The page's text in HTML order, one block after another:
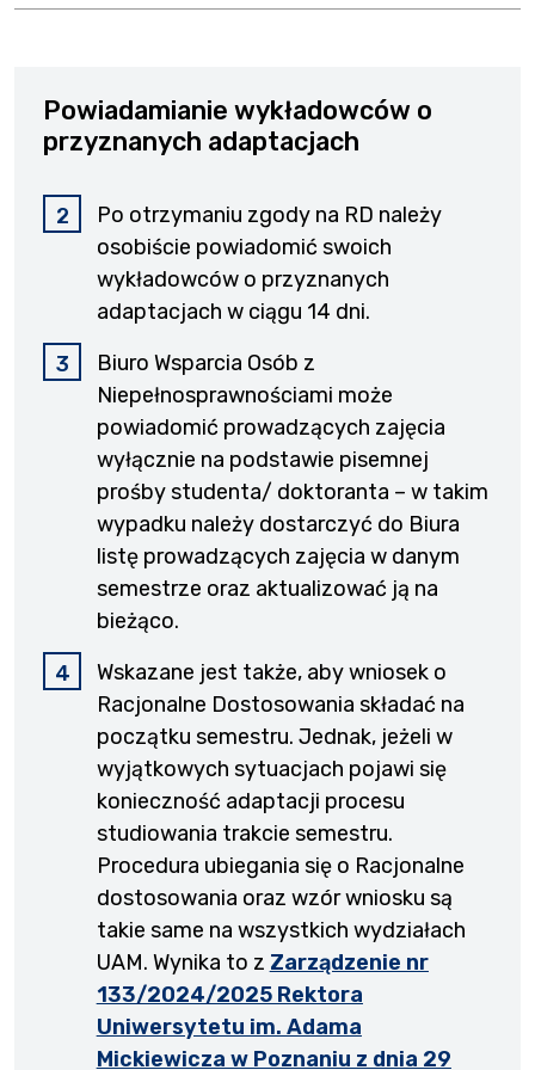
Powiadamianie wykładowców o
przyznanych adaptacjach
Po otrzymaniu zgody na RD należy
osobiście powiadomić swoich
wykładowców o przyznanych
adaptacjach w ciągu 14 dni.
Biuro Wsparcia Osób z
Niepełnosprawnościami może
powiadomić prowadzących zajęcia
wyłącznie na podstawie pisemnej
prośby studenta/ doktoranta – w takim
wypadku należy dostarczyć do Biura
listę prowadzących zajęcia w danym
semestrze oraz aktualizować ją na
bieżąco.
Wskazane jest także, aby wniosek o
Racjonalne Dostosowania składać na
początku semestru. Jednak, jeżeli w
wyjątkowych sytuacjach pojawi się
konieczność adaptacji procesu
studiowania trakcie semestru.
Procedura ubiegania się o Racjonalne
dostosowania oraz wzór wniosku są
takie same na wszystkich wydziałach
UAM. Wynika to z Zarządzenie nr
133/2024/2025 Rektora
Uniwersytetu im. Adama
Mickiewicza w Poznaniu z dnia 29